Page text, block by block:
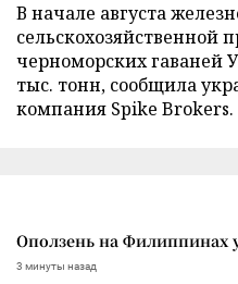
В начале августа
сельскохозяйственной
черноморских гаваней
тыс. тонн, сообщила
компания Spike Brokers.
Оползень на Филиппинах
3 минуты назад